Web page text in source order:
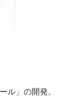
ル」の開発。